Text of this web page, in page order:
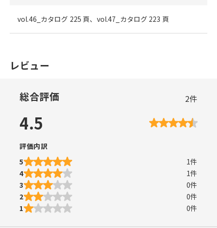
vol.46_カタログ 225 頁、vol.47_カタログ 223 頁
レビュー
総合評価 2件
4.5
評価内訳
5
1件
4
1件
3
0件
2
0件
1
0件